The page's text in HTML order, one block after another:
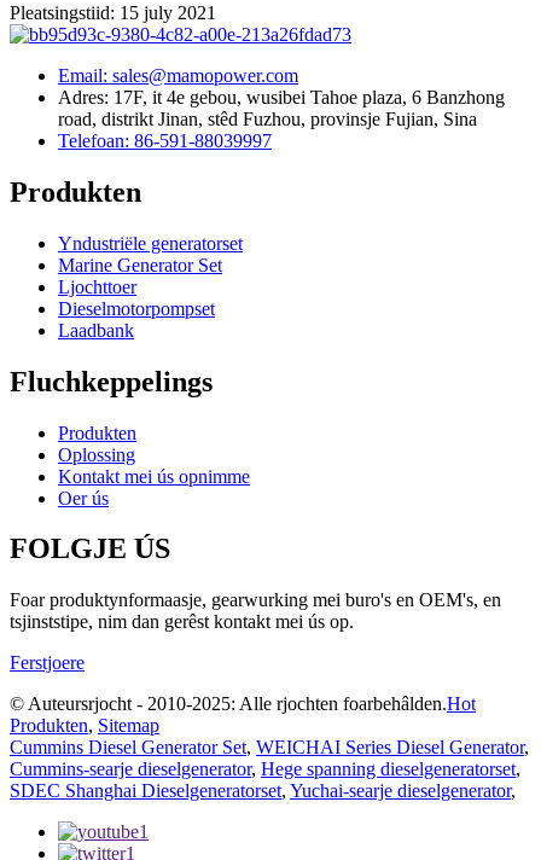
Pleatsingstiid: 15 july 2021
Email: sales@mamopower.com
Adres: 17F, it 4e gebou, wusibei Tahoe plaza, 6 Banzhong
road, distrikt Jinan, stêd Fuzhou, provinsje Fujian, Sina
Telefoan: 86-591-88039997
Produkten
Yndustriële generatorset
Marine Generator Set
Ljochttoer
Dieselmotorpompset
Laadbank
Fluchkeppelings
Produkten
Oplossing
Kontakt mei ús opnimme
Oer ús
FOLGJE ÚS
Foar produktynformaasje, gearwurking mei buro's en OEM's, en
tsjinststipe, nim dan gerêst kontakt mei ús op.
Ferstjoere
© Auteursrjocht - 2010-2025: Alle rjochten foarbehâlden.Hot
Produkten, Sitemap
Cummins Diesel Generator Set, WEICHAI Series Diesel Generator,
Cummins-searje dieselgenerator, Hege spanning dieselgeneratorset,
SDEC Shanghai Dieselgeneratorset, Yuchai-searje dieselgenerator,